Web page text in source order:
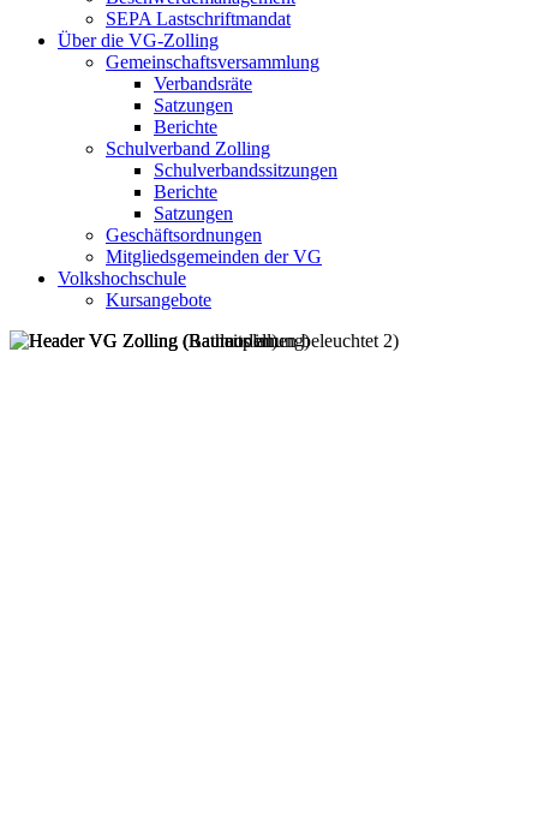
SEPA Lastschriftmandat
Über die VG-Zolling
Gemeinschaftsversammlung
Verbandsräte
Satzungen
Berichte
Schulverband Zolling
Schulverbandssitzungen
Berichte
Satzungen
Geschäftsordnungen
Mitgliedsgemeinden der VG
Volkshochschule
Kursangebote